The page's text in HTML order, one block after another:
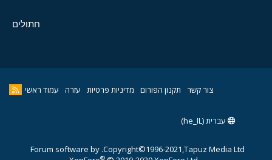
חתולים
צור קשר תקנון הפורום מדיניות פרטיות עזרה עמוד ראשי
עברית (he_IL)
Copyright©1996-2021,Tapuz Media Ltd.
Forum software by
®